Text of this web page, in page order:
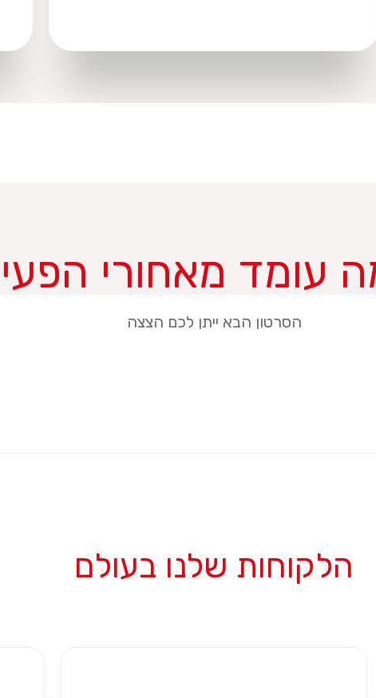
עומד מאחורי
הסרטון הבא ייתן לכם הצצה
הלקוחות שלנו בעולם